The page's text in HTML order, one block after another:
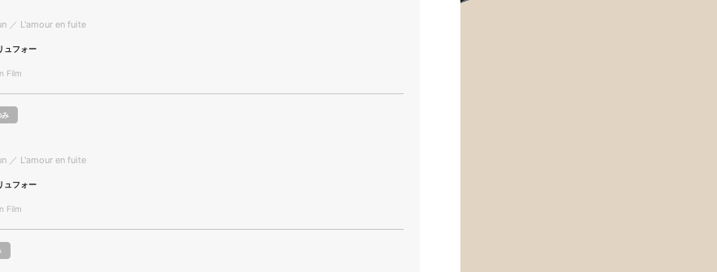
／ L'amour en fuite
ュフォー
Film
み
／ L'amour en fuite
ュフォー
Film